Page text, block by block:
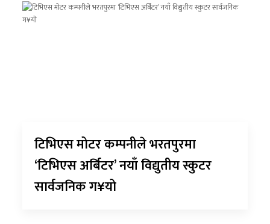
टिभिएस मोटर कम्पनीले भरतपुरमा
‘टिभिएस अर्बिटर’ नयाँ विद्युतीय स्कुटर
सार्वजनिक ग¥यो